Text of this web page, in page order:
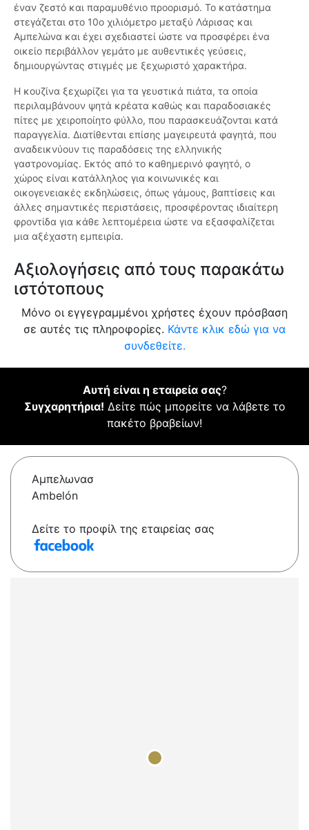
έναν ζεστό και παραμυθένιο προορισμό. Το κατάστημα
στεγάζεται στο 10ο χιλιόμετρο μεταξύ Λάρισας και
Αμπελώνα και έχει σχεδιαστεί ώστε να προσφέρει ένα
οικείο περιβάλλον γεμάτο με αυθεντικές γεύσεις,
δημιουργώντας στιγμές με ξεχωριστό χαρακτήρα.
Η κουζίνα ξεχωρίζει για τα γευστικά πιάτα, τα οποία
περιλαμβάνουν ψητά κρέατα καθώς και παραδοσιακές
πίτες με χειροποίητο φύλλο, που παρασκευάζονται κατά
παραγγελία. Διατίθενται επίσης μαγειρευτά φαγητά, που
αναδεικνύουν τις παραδόσεις της ελληνικής
γαστρονομίας. Εκτός από το καθημερινό φαγητό, ο
χώρος είναι κατάλληλος για κοινωνικές και
οικογενειακές εκδηλώσεις, όπως γάμους, βαπτίσεις και
άλλες σημαντικές περιστάσεις, προσφέροντας ιδιαίτερη
φροντίδα για κάθε λεπτομέρεια ώστε να εξασφαλίζεται
μια αξέχαστη εμπειρία.
Αξιολογήσεις από τους παρακάτω
ιστότοπους
Μόνο οι εγγεγραμμένοι χρήστες έχουν πρόσβαση
σε αυτές τις πληροφορίες. Κάντε κλικ εδώ για να
συνδεθείτε.
Αυτή είναι η εταιρεία σας?
Συγχαρητήρια! Δείτε πώς μπορείτε να λάβετε το
πακέτο βραβείων!
Αμπελωνασ
Ambelón
Δείτε το προφίλ της εταιρείας σας